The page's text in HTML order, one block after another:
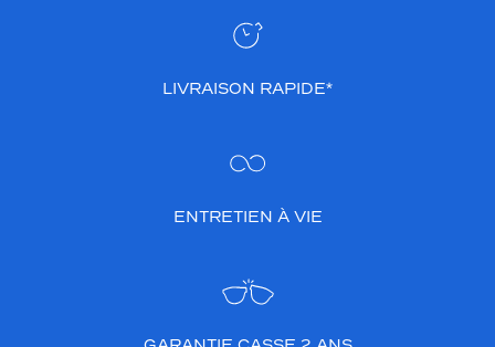
LIVRAISON RAPIDE*
ENTRETIEN À VIE